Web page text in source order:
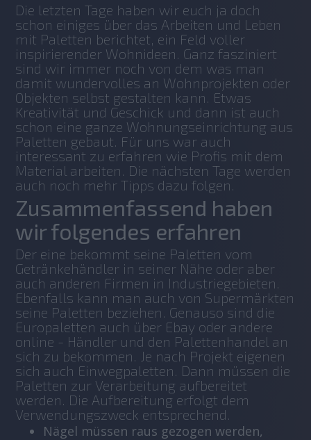
Die letzten Tage haben wir euch ja doch
schon einiges über das Arbeiten und Leben
mit Paletten berichtet, ein Feld voller
inspirierender Wohnideen. Ganz fasziniert
sind wir immer noch von dem was man
damit wundervolles an Wohnprojekten oder
Objekten selbst gestalten kann. Etwas
Kreativität und Geschick und dann ist auch
schon eine ganze Wohnungseinrichtung aus
Paletten gebaut. Für uns war auch
interessant zu erfahren wie Profis mit dem
Material arbeiten. Die nächsten Tage werden
auch noch mehr Tipps dazu folgen.
Zusammenfassend haben
wir folgendes erfahren
Der eine bekommt seine Paletten vom
Getränkehändler in seiner Nähe oder aber
auch anderen Firmen in Industriegebieten.
Ebenfalls kann man auch von Supermärkten
seine Paletten beziehen. Genauso sind die
Europaletten auch über Ebay oder andere
online - Händler und den Palettenhandel an
sich zu bekommen. Je nach Projekt eigenen
sich auch Einwegpaletten. Dann müssen die
Paletten zur Verarbeitung aufbereitet
werden. Die Aufbereitung erfolgt dem
Verwendungszweck entsprechend.
Nägel müssen raus gezogen werden,